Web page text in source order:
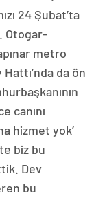
24 Şubat’ta
Otogar-
metro
da ön
canını
hizmet yok’
biz bu
Dev
bu